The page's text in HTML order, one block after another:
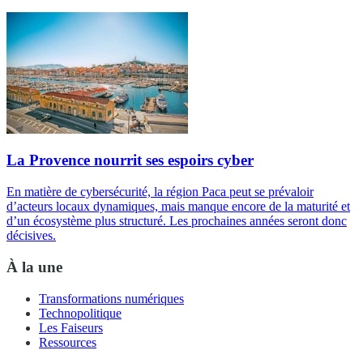
La Provence nourrit ses espoirs cyber
En matière de cybersécurité, la région Paca peut se prévaloir
d’acteurs locaux dynamiques, mais manque encore de la maturité et
d’un écosystème plus structuré. Les prochaines années seront donc
décisives.
À la une
Transformations numériques
Technopolitique
Les Faiseurs
Ressources